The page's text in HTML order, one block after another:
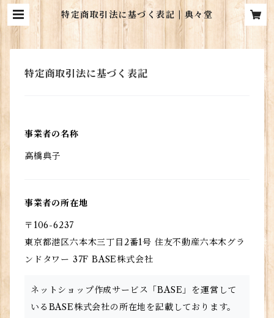
特定商取引法に基づく表記 | 典々堂
特定商取引法に基づく表記
事業者の名称
高橋典子
事業者の所在地
〒106-6237
東京都港区六本木三丁目2番1号 住友不動産六本木グラ
ンドタワー 37F BASE株式会社
ネットショップ作成サービス「BASE」を運営して
いるBASE株式会社の所在地を記載しております。